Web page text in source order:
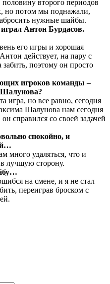
второго периодов
но потом мы поднажали,
нужные шайбы.
Антон Бурдасов.
его игры и хорошая
действует, на пару с
поэтому он просто
игроков команды –
игра, но все равно, сегодня
Шалунова нам сегодня
справился со своей задачей
спокойно, и
много удаляться, что и
в лучшую сторону.
на смене, и я не стал
переиграв броском с